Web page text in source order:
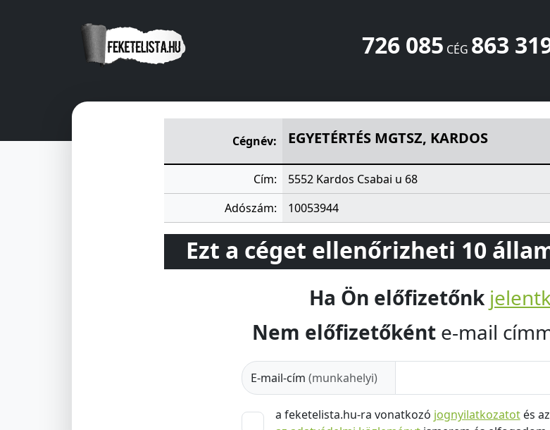
726 085 CÉG 863
Cégnév:
EGYETÉRTÉS MGTSZ, KARDOS
Cím:
5552 Kardos Csabai u 68
Adószám:
10053944
Ezt a céget ellenőrizheti 10
Ha Ön előfizetőnk
Nem előfizetőként e-mail
E-mail-cím (munkahelyi)
a feketelista.hu-ra vonatkozó jognyilatkozatotés az